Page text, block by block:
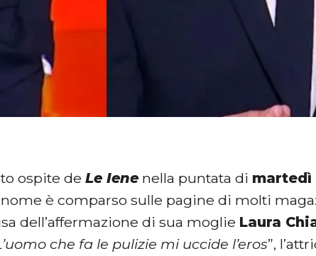
ospite deLe Iene nella puntata di martedì
è comparso sulle pagine di molti
dell’affermazione di sua moglie Laura
che fa le pulizie mi uccide l’eros”,